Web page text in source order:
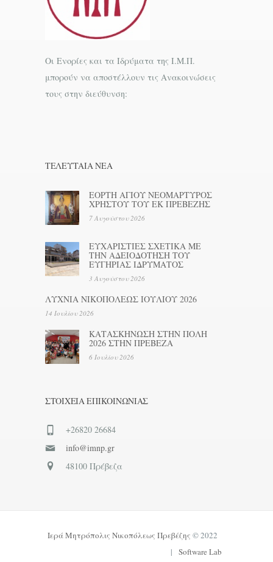
Οι Ενορίες και τα Ιδρύματα της Ι.Μ.Π.
μπορούν να αποστέλλουν τις Ανακοινώσεις
τους στην διεύθυνση:
ΤΕΛΕΥΤΑΊΑ ΝΕΑ
ΕΟΡΤΗ ΑΓΙΟΥ ΝΕΟΜΑΡΤΥΡΟΣ
ΧΡΗΣΤΟΥ ΤΟΥ ΕΚ ΠΡΕΒΕΖΗΣ
7 Αυγούστου 2026
ΕΥΧΑΡΙΣΤΙΕΣ ΣΧΕΤΙΚΑ ΜΕ
ΤΗΝ ΑΔΕΙΟΔΟΤΗΣΗ ΤΟΥ
ΕΥΓΗΡΙΑΣ ΙΔΡΥΜΑΤΟΣ
3 Αυγούστου 2026
ΛΥΧΝΙΑ ΝΙΚΟΠΟΛΕΩΣ ΙΟΥΛΙΟΥ 2026
14 Ιουλίου 2026
ΚΑΤΑΣΚΗΝΩΣΗ ΣΤΗΝ ΠΟΛΗ
2026 ΣΤΗΝ ΠΡΕΒΕΖΑ
6 Ιουλίου 2026
ΣΤΟΙΧΕΊΑ ΕΠΙΚΟΙΝΩΝΊΑΣ
+26820 26684
info@imnp.gr
48100 Πρέβεζα
Ιερά Μητρόπολις Νικοπόλεως Πρεβέζης © 2022
| Software Lab